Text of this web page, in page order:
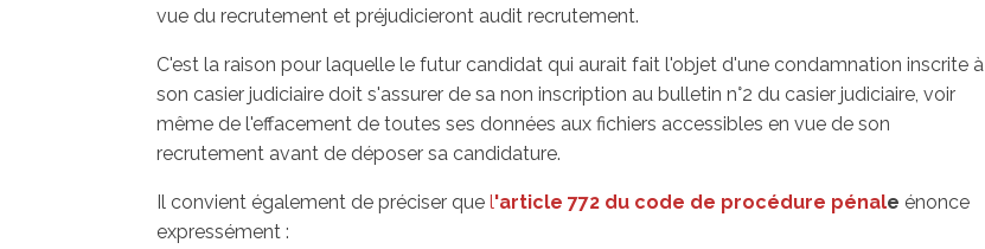
vue du recrutement et préjudicieront audit recrutement.
C'est la raison pour laquelle le futur candidat qui aurait fait l'objet d'une condamnation inscrite à
son casier judiciaire doit s'assurer de sa non inscription au bulletin n°2 du casier judiciaire, voir
même de l'effacement de toutes ses données aux fichiers accessibles en vue de son
recrutement avant de déposer sa candidature.
Il convient également de préciser que l'article 772 du code de procédure pénale énonce
expressément :